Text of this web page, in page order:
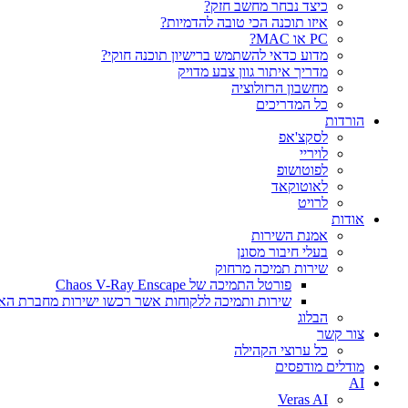
כיצד נבחר מחשב חזק?
איזו תוכנה הכי טובה להדמיות?‎‎
PC או MAC?
מדוע כדאי להשתמש ברישיון תוכנה חוקי?
מדריך איתור גוון צבע מדויק
מחשבון הרזולוציה
כל המדריכים
הורדות
לסקצ'אפ
לויריי
לפוטושופ
לאוטוקאד
לרויט
אודות
אמנת השירות
בעלי חיבור מסונן
שירות תמיכה מרחוק
פורטל התמיכה של Chaos V-Ray Enscape
שירות ותמיכה ללקוחות אשר רכשו ישירות מחברת
הבלוג
צור קשר
כל ערוצי הקהילה
מודלים מודפסים
AI
Veras AI